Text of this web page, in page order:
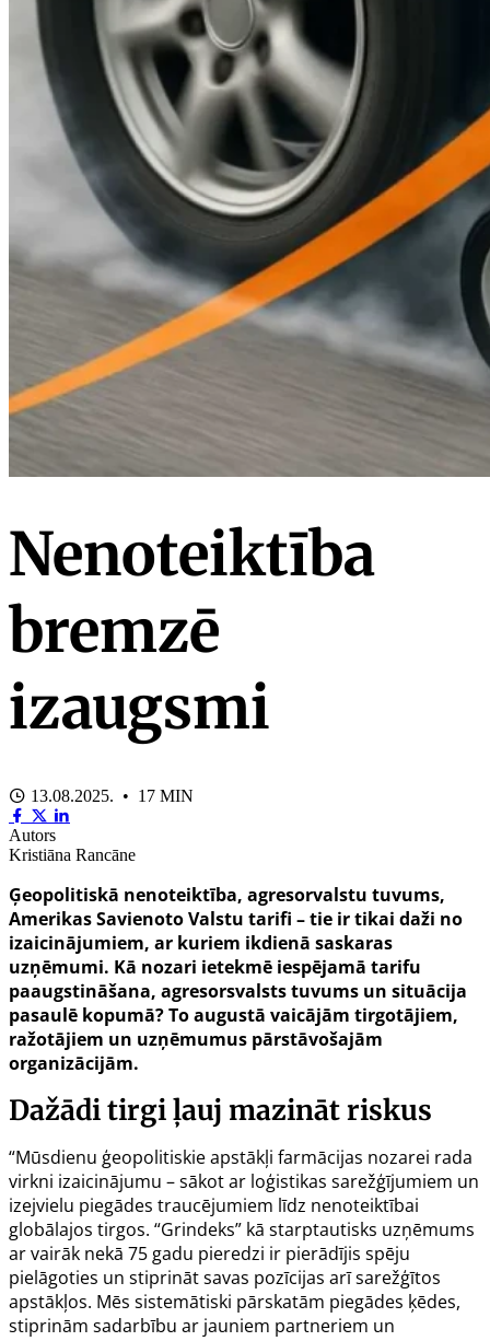
Nenoteiktība
bremzē
izaugsmi
13.08.2025. • 17 MIN
Autors
Kristiāna Rancāne
Ģeopolitiskā nenoteiktība, agresorvalstu tuvums,
Amerikas Savienoto Valstu tarifi – tie ir tikai daži no
izaicinājumiem, ar kuriem ikdienā saskaras
uzņēmumi. Kā nozari ietekmē iespējamā tarifu
paaugstināšana, agresorsvalsts tuvums un situācija
pasaulē kopumā? To augustā vaicājām tirgotājiem,
ražotājiem un uzņēmumus pārstāvošajām
organizācijām.
Dažādi tirgi ļauj mazināt riskus
“Mūsdienu ģeopolitiskie apstākļi farmācijas nozarei rada
virkni izaicinājumu – sākot ar loģistikas sarežģījumiem un
izejvielu piegādes traucējumiem līdz nenoteiktībai
globālajos tirgos. “Grindeks” kā starptautisks uzņēmums
ar vairāk nekā 75 gadu pieredzi ir pierādījis spēju
pielāgoties un stiprināt savas pozīcijas arī sarežģītos
apstākļos. Mēs sistemātiski pārskatām piegādes ķēdes,
stiprinām sadarbību ar jauniem partneriem un